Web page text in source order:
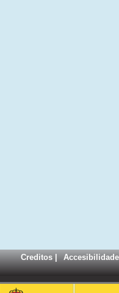
Creditos| Accesibilidade